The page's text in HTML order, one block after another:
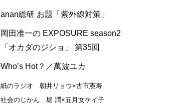
anan総研 お題「紫外線対策」
岡田准一の EXPOSURE season2
「オカダのジショ」 第35回
Who’s Hot？／萬波ユカ
紙のラジオ 朝井リョウ×古市憲寿
社会のじかん 堀 潤×五月女ケイ子